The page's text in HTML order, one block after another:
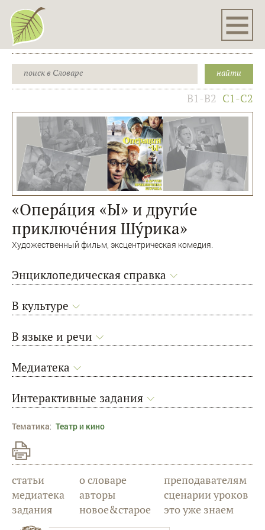
B1-B2 C1-C2
«Опера́ция «Ы» и други́е
приключе́ния Шу́рика»
Художественный фильм, эксцентрическая комедия.
Энциклопедическая справка
В культуре
В языке и речи
Медиатека
Интерактивные задания
Тематика: Театр и кино
статьи
медиатека
задания
о словаре
авторы
новое&старое
преподавателям
сценарии уроков
это уже знаем